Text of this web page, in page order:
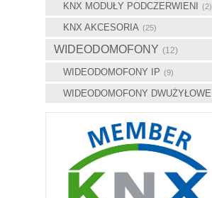
KNX MODUŁY PODCZERWIENI (2)
KNX AKCESORIA (25)
WIDEODOMOFONY (12)
WIDEODOMOFONY IP (9)
WIDEODOMOFONY DWUŻYŁOWE